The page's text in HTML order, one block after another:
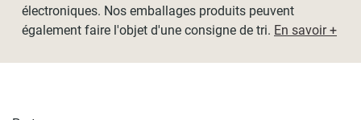
- L150cm x H190cm / L154cm x H190cm
électroniques. Nos emballages produits peuvent
également faire l'objet d'une consigne de tri. En savoir +